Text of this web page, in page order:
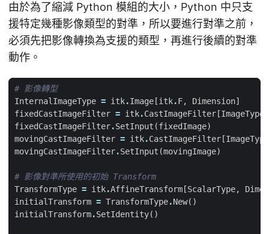
由於為了縮減 Python 模組的大小，Python 中只支
援特定幾種影像類型的對準，所以要進行對準之前，
必須先把影像轉換為支援的類型，再進行後續的對準
動作。
# 影像轉型
InternalImageType = itk.Image [itk.F, Dimension]
fixedCastImageFilter = itk.CastImageFilter [ImageType
fixedCastImageFilter.SetInput (fixedImage)
movingCastImageFilter = itk.CastImageFilter [ImageType
movingCastImageFilter.SetInput (movingImage)
# 影像對準所使用的初始 Transform
TransformType = itk.AffineTransform [ScalarType,
initialTransform = TransformType.New()
initialTransform.SetIdentity()